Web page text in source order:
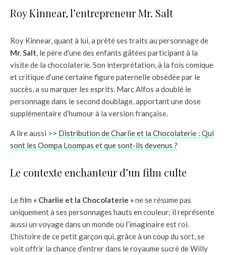
Roy Kinnear, l’entrepreneur Mr. Salt
Roy Kinnear, quant à lui, a prêté ses traits au personnage de
Mr. Salt, le père d’une des enfants gâtées participant à la
visite de la chocolaterie. Son interprétation, à la fois comique
et critique d’une certaine figure paternelle obsédée par le
succès, a su marquer les esprits. Marc Alfos a doublé le
personnage dans le second doublage, apportant une dose
supplémentaire d’humour à la version française.
A lire aussi >> Distribution de Charlie et la Chocolaterie : Qui
sont les Oompa Loompas et que sont-ils devenus ?
Le contexte enchanteur d’un film culte
Le film « Charlie et la Chocolaterie »ne se résume pas
uniquement à ses personnages hauts en couleur; il représente
aussi un voyage dans un monde où l’imaginaire est roi.
L’histoire de ce petit garçon qui, grâce à un coup du sort, se
voit offrir la chance d’entrer dans le royaume sucré de Willy